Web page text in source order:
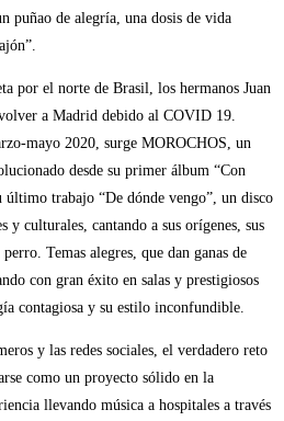
puñao de alegría, una dosis de vida
por el norte de Brasil, los hermanos Juan
a Madrid debido al COVID 19.
mayo 2020, surge MOROCHOS, un
desde su primer álbum “Con
último trabajo “De dónde vengo”, un disco
y culturales, cantando a sus orígenes, sus
Temas alegres, que dan ganas de
con gran éxito en salas y prestigiosos
contagiosa y su estilo inconfundible.
y las redes sociales, el verdadero reto
como un proyecto sólido en la
llevando música a hospitales a través